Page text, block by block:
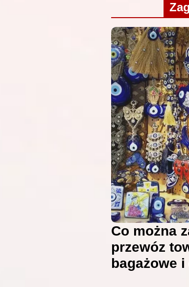
Co można
przewóz
bagażowe i